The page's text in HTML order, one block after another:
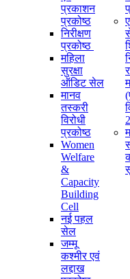
प्रकाशन
प्रकोष्ठ
निरीक्षण
प्रकोष्ठ
महिला
सुरक्षा
ऑडिट सेल
मानव
तस्करी
विरोधी
प्रकोष्ठ
Women
Welfare
&
Capacity
Building
Cell
नई पहल
सेल
जम्मू
कश्मीर एवं
लद्दाख